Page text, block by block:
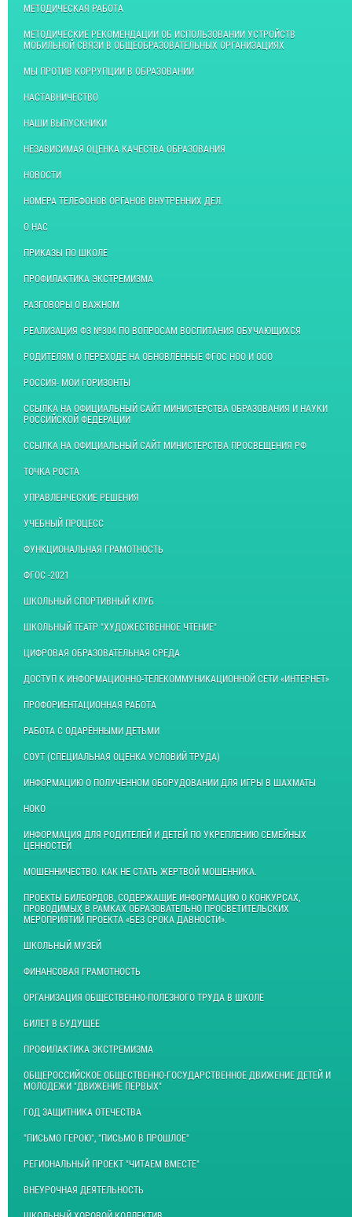
МЕТОДИЧЕСКАЯ РАБОТА
МЕТОДИЧЕСКИЕ РЕКОМЕНДАЦИИ ОБ ИСПОЛЬЗОВАНИИ УСТРОЙСТВ
МОБИЛЬНОЙ СВЯЗИ В ОБЩЕОБРАЗОВАТЕЛЬНЫХ ОРГАНИЗАЦИЯХ
МЫ ПРОТИВ КОРРУПЦИИ В ОБРАЗОВАНИИ
НАСТАВНИЧЕСТВО
НАШИ ВЫПУСКНИКИ
НЕЗАВИСИМАЯ ОЦЕНКА КАЧЕСТВА ОБРАЗОВАНИЯ
НОВОСТИ
НОМЕРА ТЕЛЕФОНОВ ОРГАНОВ ВНУТРЕННИХ ДЕЛ.
О НАС
ПРИКАЗЫ ПО ШКОЛЕ
ПРОФИЛАКТИКА ЭКСТРЕМИЗМА
РАЗГОВОРЫ О ВАЖНОМ
РЕАЛИЗАЦИЯ ФЗ №304 ПО ВОПРОСАМ ВОСПИТАНИЯ ОБУЧАЮЩИХСЯ
РОДИТЕЛЯМ О ПЕРЕХОДЕ НА ОБНОВЛЁННЫЕ ФГОС НОО И ООО
РОССИЯ- МОИ ГОРИЗОНТЫ
ССЫЛКА НА ОФИЦИАЛЬНЫЙ САЙТ МИНИСТЕРСТВА ОБРАЗОВАНИЯ И НАУКИ
РОССИЙСКОЙ ФЕДЕРАЦИИ
ССЫЛКА НА ОФИЦИАЛЬНЫЙ САЙТ МИНИСТЕРСТВА ПРОСВЕЩЕНИЯ РФ
ТОЧКА РОСТА
УПРАВЛЕНЧЕСКИЕ РЕШЕНИЯ
УЧЕБНЫЙ ПРОЦЕСС
ФУНКЦИОНАЛЬНАЯ ГРАМОТНОСТЬ
ФГОС -2021
ШКОЛЬНЫЙ СПОРТИВНЫЙ КЛУБ
ШКОЛЬНЫЙ ТЕАТР "ХУДОЖЕСТВЕННОЕ ЧТЕНИЕ"
ЦИФРОВАЯ ОБРАЗОВАТЕЛЬНАЯ СРЕДА
ДОСТУП К ИНФОРМАЦИОННО-ТЕЛЕКОММУНИКАЦИОННОЙ СЕТИ «ИНТЕРНЕТ»
ПРОФОРИЕНТАЦИОННАЯ РАБОТА
РАБОТА С ОДАРЁННЫМИ ДЕТЬМИ
СОУТ (СПЕЦИАЛЬНАЯ ОЦЕНКА УСЛОВИЙ ТРУДА)
ИНФОРМАЦИЮ О ПОЛУЧЕННОМ ОБОРУДОВАНИИ ДЛЯ ИГРЫ В ШАХМАТЫ
НОКО
ИНФОРМАЦИЯ ДЛЯ РОДИТЕЛЕЙ И ДЕТЕЙ ПО УКРЕПЛЕНИЮ СЕМЕЙНЫХ
ЦЕННОСТЕЙ
МОШЕННИЧЕСТВО. КАК НЕ СТАТЬ ЖЕРТВОЙ МОШЕННИКА.
ПРОЕКТЫ БИЛБОРДОВ, СОДЕРЖАЩИЕ ИНФОРМАЦИЮ О КОНКУРСАХ,
ПРОВОДИМЫХ В РАМКАХ ОБРАЗОВАТЕЛЬНО ПРОСВЕТИТЕЛЬСКИХ
МЕРОПРИЯТИЙ ПРОЕКТА «БЕЗ СРОКА ДАВНОСТИ».
ШКОЛЬНЫЙ МУЗЕЙ
ФИНАНСОВАЯ ГРАМОТНОСТЬ
ОРГАНИЗАЦИЯ ОБЩЕСТВЕННО-ПОЛЕЗНОГО ТРУДА В ШКОЛЕ
БИЛЕТ В БУДУЩЕЕ
ПРОФИЛАКТИКА ЭКСТРЕМИЗМА
ОБЩЕРОССИЙСКОЕ ОБЩЕСТВЕННО-ГОСУДАРСТВЕННОЕ ДВИЖЕНИЕ ДЕТЕЙ И
МОЛОДЕЖИ "ДВИЖЕНИЕ ПЕРВЫХ"
ГОД ЗАЩИТНИКА ОТЕЧЕСТВА
"ПИСЬМО ГЕРОЮ", "ПИСЬМО В ПРОШЛОЕ"
РЕГИОНАЛЬНЫЙ ПРОЕКТ "ЧИТАЕМ ВМЕСТЕ"
ВНЕУРОЧНАЯ ДЕЯТЕЛЬНОСТЬ